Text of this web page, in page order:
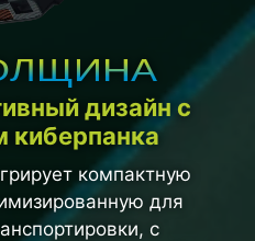
дизайн с
киберпанка
компактную
для
с